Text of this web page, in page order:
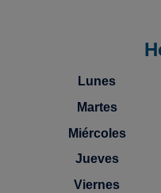
Lunes
Martes
Miércoles
Jueves
Viernes